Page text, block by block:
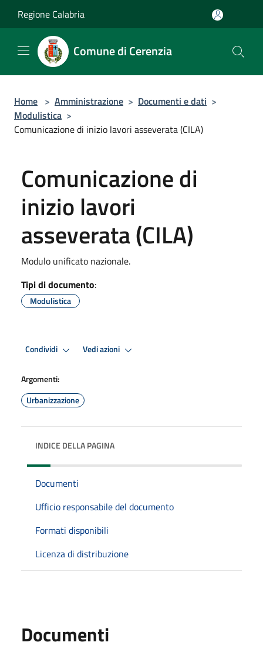
Regione Calabria
Comune di Cerenzia
Home > Amministrazione > Documenti e dati >
Modulistica >
Comunicazione di inizio lavori asseverata (CILA)
Comunicazione di
inizio lavori
asseverata (CILA)
Modulo unificato nazionale.
Tipi di documento:
Modulistica
Condividi Vedi azioni
Argomenti:
Urbanizzazione
INDICE DELLA PAGINA
Documenti
Ufficio responsabile del documento
Formati disponibili
Licenza di distribuzione
Documenti